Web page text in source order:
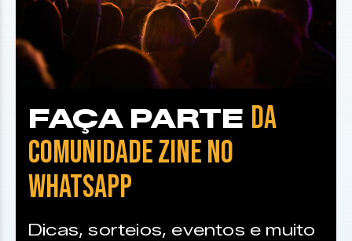
FAÇA PARTE DA
COMUNIDADE ZINE NO
WHATSAPP
Dicas, sorteios, eventos e muito